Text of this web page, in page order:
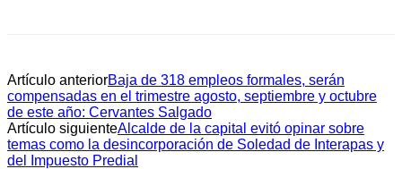
Artículo anteriorBaja de 318 empleos formales, serán
compensadas en el trimestre agosto, septiembre y octubre
de este año: Cervantes Salgado
Artículo siguienteAlcalde de la capital evitó opinar sobre
temas como la desincorporación de Soledad de Interapas y
del Impuesto Predial